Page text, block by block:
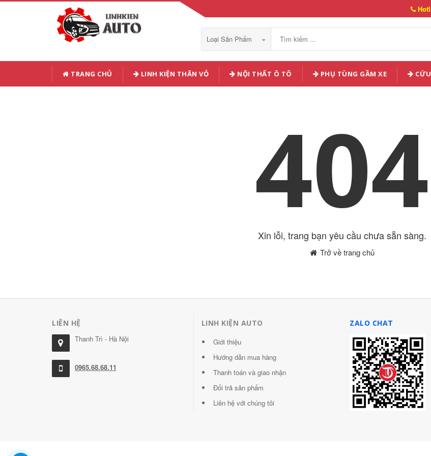
Loại Sản Phẩm
TRANG CHỦ LINH KIỆN THÂN VỎ NỘI THẤT Ô TÔ PHỤ TÙNG GẦM XE
404
Xin lỗi, trang bạn yêu cầu chưa sẵn sàng.
Trở về trang chủ
LIÊN HỆ
Thanh Trì - Hà Nội
0965.68.68.11
LINH KIỆN AUTO
Giới thiệu
Hướng dẫn mua hàng
Thanh toán và giao nhận
Đổi trả sản phẩm
Liên hệ với chúng tôi
ZALO CHAT